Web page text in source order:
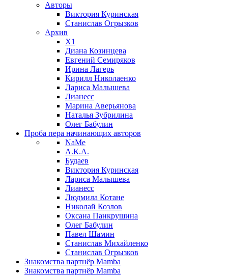
Авторы
Виктория Куринская
Станислав Огрызков
Архив
X1
Диана Козинцева
Евгений Семиряков
Ирина Лагерь
Кирилл Николаенко
Лариса Малышева
Лианесс
Марина Аверьянова
Наталья Зубрилина
Олег Бабулин
Проба пера начинающих авторов
NaMe
А.К.А.
Будаев
Виктория Куринская
Лариса Малышева
Лианесс
Людмила Котане
Николай Козлов
Оксана Панкрушина
Олег Бабулин
Павел Шамин
Станислав Михайленко
Станислав Огрызков
Знакомства партнёр Mamba
Знакомства партнёр Mamba